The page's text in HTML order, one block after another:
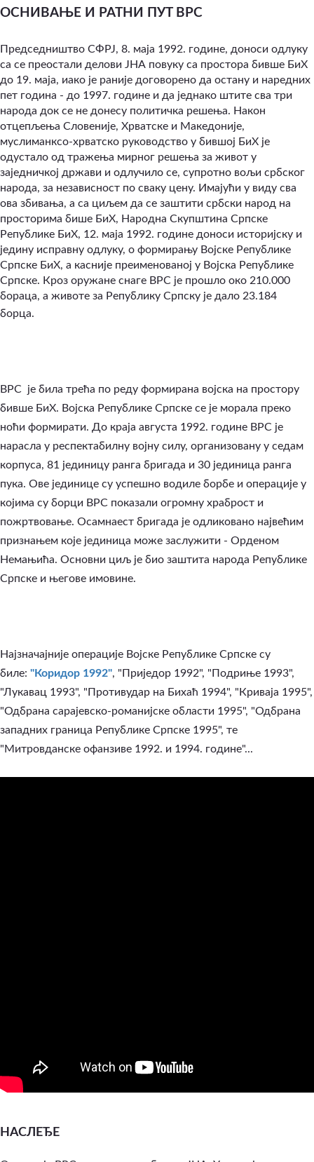
ОСНИВАЊЕ И РАТНИ ПУТ ВРС
Председништво СФРЈ, 8. маја 1992. године, доноси одлуку
са се преостали делови ЈНА повуку са простора бивше БиХ
до 19. маја, иако је раније договорено да остану и наредних
пет година - до 1997. године и да једнако штите сва три
народа док се не донесу политичка решења. Након
отцепљења Словеније, Хрватске и Македоније,
муслиманксо-хрватско руководство у бившој БиХ је
одустало од тражења мирног решења за живот у
заједничкој држави и одлучило се, супротно вољи србског
народа, за независност по сваку цену. Имајући у виду сва
ова збивања, а са циљем да се заштити србски народ на
просторима бише БиХ, Народна Скупштина Српске
Републике БиХ, 12. маја 1992. године доноси историјску и
једину исправну одлуку, о формирању Војске Републике
Српске БиХ, а касније преименованој у Војска Републике
Српске. Кроз оружане снаге ВРС је прошло око 210.000
бораца, а животе за Републику Српску је дало 23.184
борца.
ВРС је била трећа по реду формирана војска на простору
бивше БиХ. Војска Републике Српске се је морала преко
ноћи формирати. До краја августа 1992. године ВРС је
нарасла у респектабилну војну силу, организовану у седам
корпуса, 81 јединицу ранга бригада и 30 јединица ранга
пука. Ове јединице су успешно водиле борбе и операције у
којима су борци ВРС показали огромну храброст и
пожртвовање. Осамнаест бригада је одликовано највећим
признањем које јединица може заслужити - Орденом
Немањића. Основни циљ је био заштита народа Републике
Српске и његове имовине.
Најзначајније операције Војске Републике Српске су
биле: "Коридор 1992", "Приједор 1992", "Подриње 1993",
"Лукавац 1993", "Противудар на Бихаћ 1994", "Криваја 1995",
"Одбрана сарајевско-романијске области 1995", "Одбрана
западних граница Републике Српске 1995", те
"Митровданске офанзиве 1992. и 1994. године"...
НАСЛЕЂЕ